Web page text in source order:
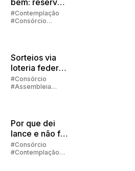
bem: reserva
de
emergência
#Contemplação
#Consórcio
Sorteios via
loteria federal:
quando
acontecem os
#Consórcio
#Assembleia
Por que dei
lance e não fui
contemplado
no consórcio?
#Consórcio
#Contemplação